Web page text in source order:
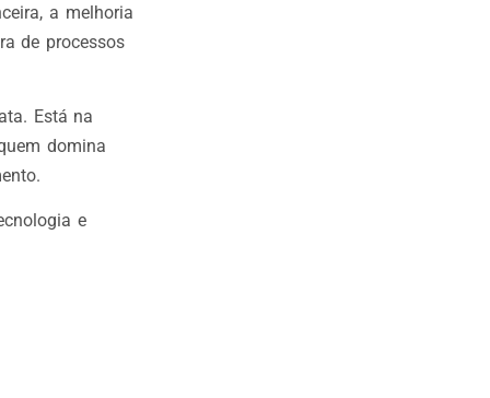
a melhoria
de processos
Está na
domina
e